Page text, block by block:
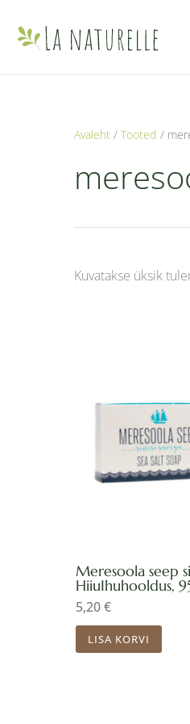
Avaleht Tooted
Kuvatakse üksik
Meresoola seep
HiiuIhuhooldus,
5,20€
LISA KORVI